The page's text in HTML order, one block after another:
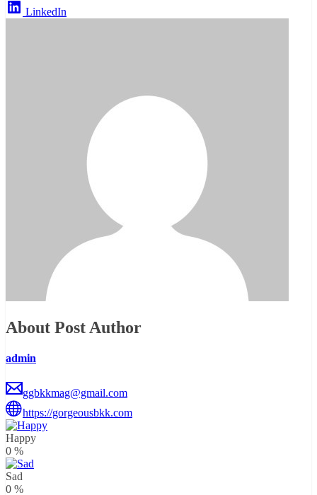
LinkedIn
About Post Author
admin
ggbkkmag@gmail.com
https://gorgeousbkk.com
Happy
0 %
Sad
0 %